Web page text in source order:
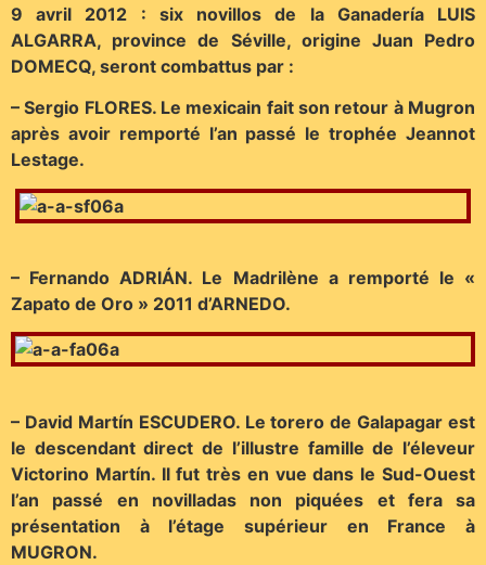
9 avril 2012 : six novillos de la Ganadería LUIS
ALGARRA, province de Séville, origine Juan Pedro
DOMECQ, seront combattus par :
– Sergio FLORES. Le mexicain fait son retour à Mugron
après avoir remporté l’an passé le trophée Jeannot
Lestage.
– Fernando ADRIÁN. Le Madrilène a remporté le «
Zapato de Oro » 2011 d’ARNEDO.
– David Martín ESCUDERO. Le torero de Galapagar est
le descendant direct de l’illustre famille de l’éleveur
Victorino Martín. Il fut très en vue dans le Sud-Ouest
l’an passé en novilladas non piquées et fera sa
présentation à l’étage supérieur en France à
MUGRON.